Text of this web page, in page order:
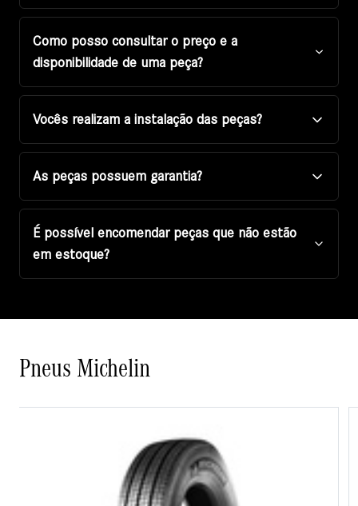
Como posso consultar o preço e a
disponibilidade de uma peça?
Vocês realizam a instalação das peças?
As peças possuem garantia?
É possível encomendar peças que não estão
em estoque?
Pneus Michelin